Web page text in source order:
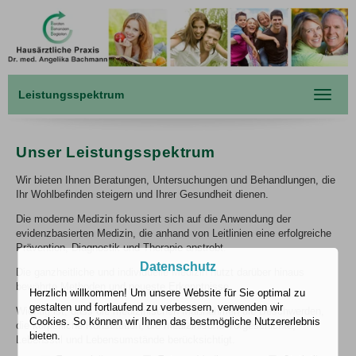
Leistungsspektrum
Toggle
Unser Leistungsspektrum
Wir bieten Ihnen Beratungen, Untersuchungen und Behandlungen, die
Ihr Wohlbefinden steigern und Ihrer Gesundheit dienen.
Die moderne Medizin fokussiert sich auf die Anwendung der
evidenzbasierten Medizin, die anhand von Leitlinien eine erfolgreiche
Prävention, Diagnostik und Therapie anstrebt.
Die ganzheitliche und individuelle Medizin nutzt darüber hinaus
bewährte Methoden und neueste Erkenntnisse.
Wichtig ist, dass die medizinischen Maßnahmen die Beschwerden,
die körperliche Konstitution, die medizinische Vorgeschichte,
Lebensstil und Lebensumstände berücksichtigt.
Datenschutz
Herzlich willkommen! Um unsere Website für Sie optimal zu
gestalten und fortlaufend zu verbessern, verwenden wir
Cookies. So können wir Ihnen das bestmögliche Nutzererlebnis
bieten.